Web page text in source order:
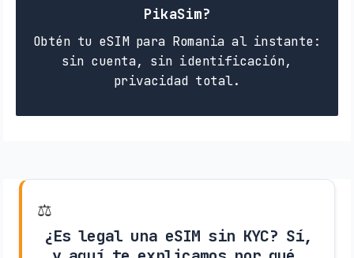
PikaSim?
Obtén tu eSIM para Romania al instante:
sin cuenta, sin identificación,
privacidad total.
⚖️
¿Es legal una eSIM sin KYC? Sí,